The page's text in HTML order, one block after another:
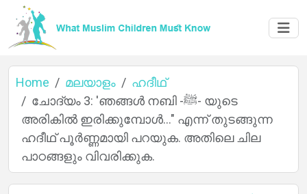
Home മലയാളം
ഹദീഥ്
ചോദ്യം 3: 'ഞങ്ങൾ നബി -ﷺ- യുടെ
അരികിൽ ഇരിക്കുമ്പോൾ..." എന്ന് തുടങ്ങുന്ന
ഹദീഥ് പൂർണ്ണമായി പറയുക. അതിലെ ചില
പാഠങ്ങളും വിവരിക്കുക.